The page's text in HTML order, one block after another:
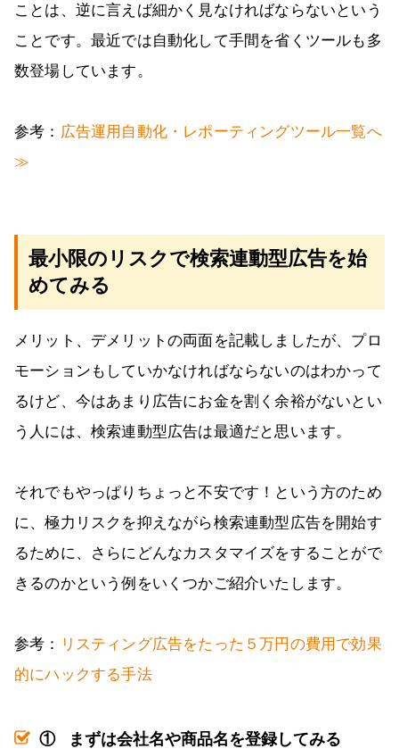
ことは、逆に言えば細かく見なければならないという
ことです。最近では自動化して手間を省くツールも多
数登場しています。
参考： 広告運用自動化・レポーティングツール一覧へ
≫
最小限のリスクで検索連動型広告を始
めてみる
メリット、デメリットの両面を記載しましたが、プロ
モーションもしていかなければならないのはわかって
るけど、今はあまり広告にお金を割く余裕がないとい
う人には、検索連動型広告は最適だと思います。
それでもやっぱりちょっと不安です！という方のため
に、極力リスクを抑えながら検索連動型広告を開始す
るために、さらにどんなカスタマイズをすることがで
きるのかという例をいくつかご紹介いたします。
参考：
リスティング広告をたった５万円の費用で効果
的にハックする手法
① まずは会社名や商品名を登録してみる